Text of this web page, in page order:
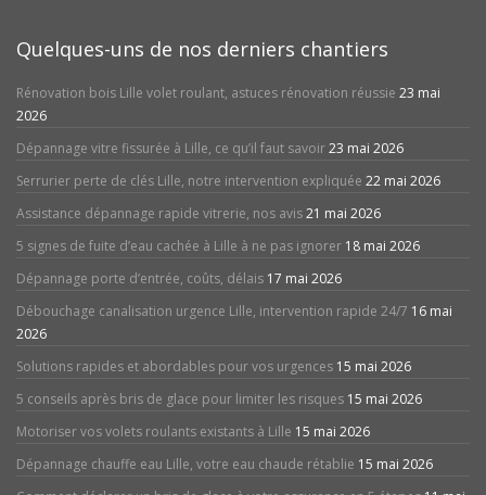
Quelques-uns de nos derniers chantiers
Rénovation bois Lille volet roulant, astuces rénovation réussie 23 mai
2026
Dépannage vitre fissurée à Lille, ce qu’il faut savoir23 mai 2026
Serrurier perte de clés Lille, notre intervention expliquée 22 mai 2026
Assistance dépannage rapide vitrerie, nos avis21 mai 2026
5 signes de fuite d’eau cachée à Lille à ne pas ignorer 18 mai 2026
Dépannage porte d’entrée, coûts, délais 17 mai 2026
Débouchage canalisation urgence Lille, intervention rapide 24/7 16 mai
2026
Solutions rapides et abordables pour vos urgences 15 mai 2026
5 conseils après bris de glace pour limiter les risques 15 mai 2026
Motoriser vos volets roulants existants à Lille 15 mai 2026
Dépannage chauffe eau Lille, votre eau chaude rétablie 15 mai 2026